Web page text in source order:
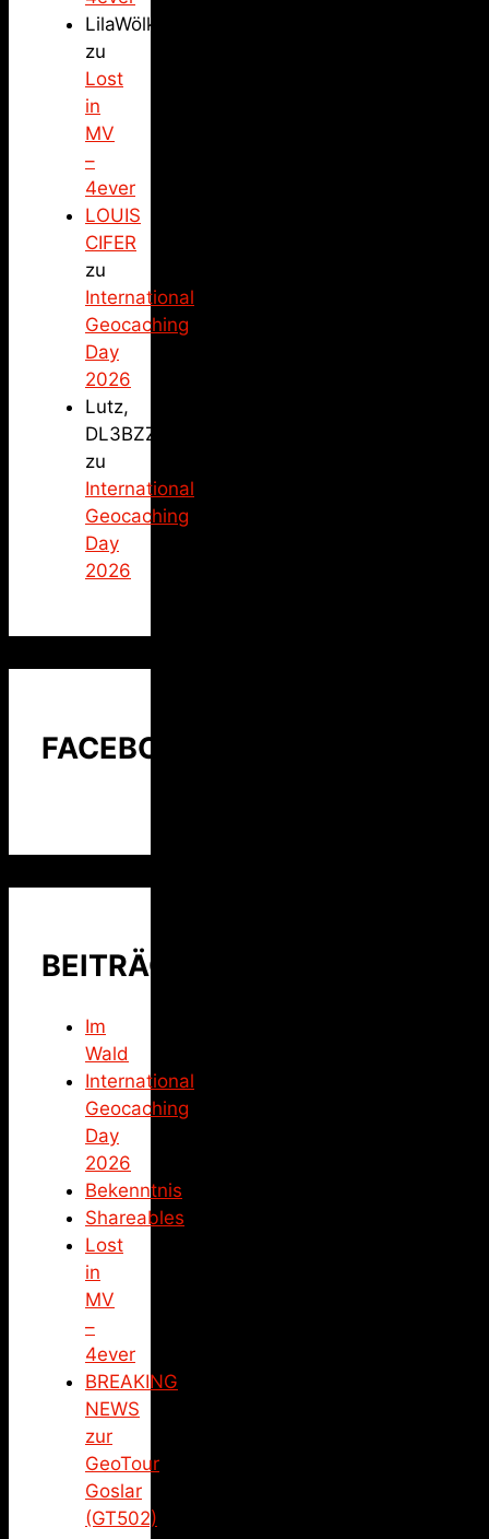
LilaWölkchen
zu
Lost
in
MV
–
4ever
LOUIS
CIFER
zu
International
Geocaching
Day
2026
Lutz,
DL3BZZ
zu
International
Geocaching
Day
2026
FACEBOOK
BEITRÄGE
Im
Wald
International
Geocaching
Day
2026
Bekenntnis
Shareables
Lost
in
MV
–
4ever
BREAKING
NEWS
zur
GeoTour
Goslar
(GT502)